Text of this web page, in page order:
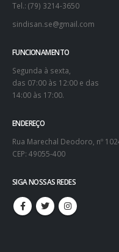
Tel.: (79) 3214-3650
sindisan.se@gmail.com
FUNCIONAMENTO
Segunda à sexta,
das 07:00 às 12:00 e das
14:00 às 17:00.
ENDEREÇO
Rua Marechal Deodoro, nº
CEP: 49055-400
SIGA NOSSAS REDES